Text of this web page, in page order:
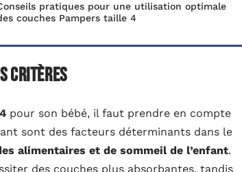
pratiques pour une utilisation optimale
couches Pampers taille 4
critères
pour son bébé, il faut prendre en compte
sont des facteurs déterminants dans le
alimentaires et de sommeil de l’enfant.
des couches plus absorbantes, tandis